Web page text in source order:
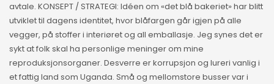
avtale. KONSEPT / STRATEGI: Idéen om «det blå bakeriet» har blitt
utviklet til dagens identitet, hvor blåfargen går igjen på alle
vegger, på stoffer i interiøret og all emballasje. Jeg synes det er
sykt at folk skal ha personlige meninger om mine
reproduksjonsorganer. Desverre er korrupsjon og lureri vanlig i
et fattig land som Uganda. Små og mellomstore busser var i